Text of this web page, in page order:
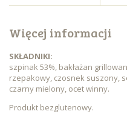
Więcej informacji
SKŁADNIKI:
szpinak 53%, bakłażan
rzepakowy, czosnek suszony,
czarny mielony, ocet winny.
Produkt bezglutenowy.